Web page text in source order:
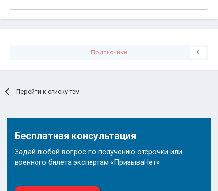
Подписчики 0
Перейти к списку тем
Бесплатная консультация
Задай любой вопрос по получению отсрочки или
военного билета экспертам «ПризываНет»